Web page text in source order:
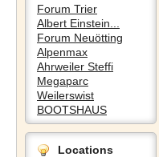
Forum Trier
Albert Einstein...
Forum Neuötting
Alpenmax
Ahrweiler Steffi
Megaparc
Weilerswist
BOOTSHAUS
Locations